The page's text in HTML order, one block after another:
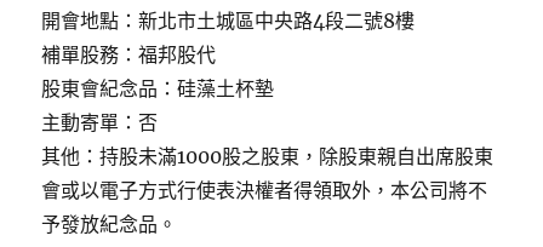
開會地點：新北市土城區中央路4段二號8樓
補單股務：福邦股代
股東會紀念品：硅藻土杯墊
主動寄單：否
其他：持股未滿1000股之股東，除股東親自出席股東
會或以電子方式行使表決權者得領取外，本公司將不
予發放紀念品。